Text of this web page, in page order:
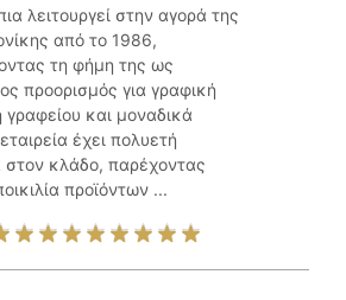
λειτουργεί στην αγορά της
από το 1986,
τη φήμη της ως
προορισμός για γραφική
γραφείου και μοναδικά
έχει πολυετή
στον κλάδο, παρέχοντας
προϊόντων ...